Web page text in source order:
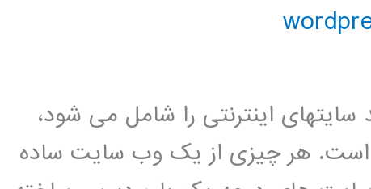
وردپرس بیش از 24 درصد سایتهای اینترنتی را شامل می شود،
است. هر چیزی از یک وب سایت ساده